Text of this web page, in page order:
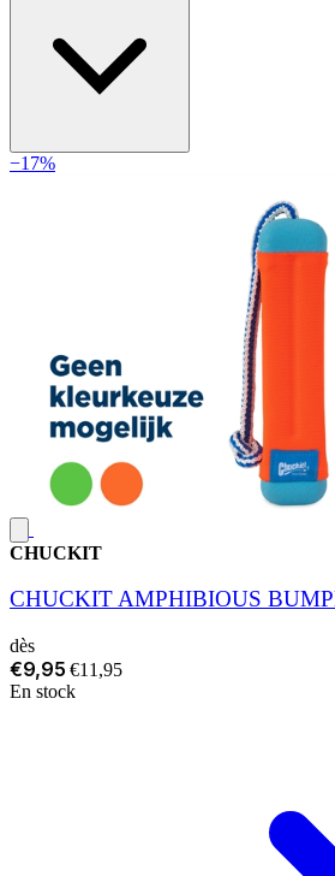
−17%
CHUCKIT
CHUCKIT AMPHIBIOUS
dès
€9,95 €11,95
En stock